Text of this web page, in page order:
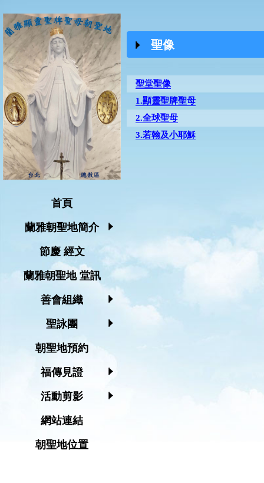
首頁
蘭雅朝聖地簡介
節慶 經文
蘭雅朝聖地 堂訊
善會組織
聖詠團
朝聖地預約
福傳見證
活動剪影
網站連結
朝聖地位置
聖像
聖堂聖像
1.顯靈聖牌聖母
2.全球聖母
3.若翰及小耶穌